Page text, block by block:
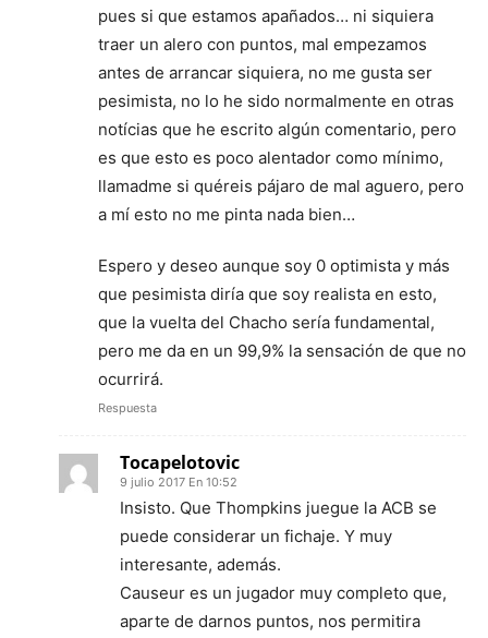
pues si que estamos apañados… ni siquiera
traer un alero con puntos, mal empezamos
antes de arrancar siquiera, no me gusta ser
pesimista, no lo he sido normalmente en otras
notícias que he escrito algún comentario, pero
es que esto es poco alentador como mínimo,
llamadme si quéreis pájaro de mal aguero, pero
a mí esto no me pinta nada bien…
Espero y deseo aunque soy 0 optimista y más
que pesimista diría que soy realista en esto,
que la vuelta del Chacho sería fundamental,
pero me da en un 99,9% la sensación de que no
ocurrirá.
Respuesta
Tocapelotovic
9 julio 2017 En 10:52
Insisto. Que Thompkins juegue la ACB se
puede considerar un fichaje. Y muy
interesante, además.
Causeur es un jugador muy completo que,
aparte de darnos puntos, nos permitira